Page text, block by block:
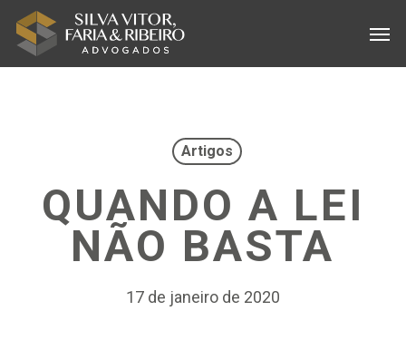
Skip
Artigos
QUANDO A LEI
NÃO BASTA
17 de janeiro de 2020